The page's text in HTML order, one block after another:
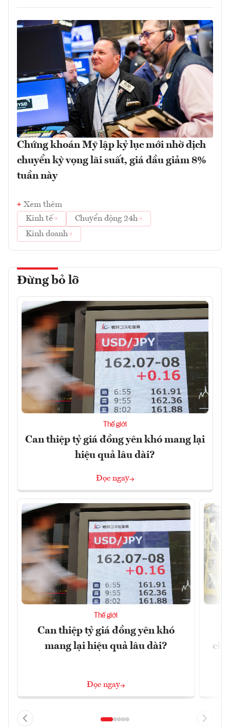
Chứng khoán Mỹ lập kỷ lục mới nhờ dịch
chuyển kỳ vọng lãi suất, giá dầu giảm 8%
tuần này
Xem thêm
Kinh tế
Chuyển động 24h
Kinh doanh
Đừng bỏ lỡ
Thế giới
Can thiệp tỷ giá đồng yên khó mang lại
hiệu quả lâu dài?
Đọc ngay
Thế giới
Can thiệp tỷ giá đồng yên khó
mang lại hiệu quả lâu dài?
Đọc ngay